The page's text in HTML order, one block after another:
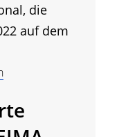
die
auf dem